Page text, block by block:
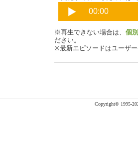
※再生できない場合は、 個
ださい。
※最新エピソードはユーザ
Copyright© 1995-